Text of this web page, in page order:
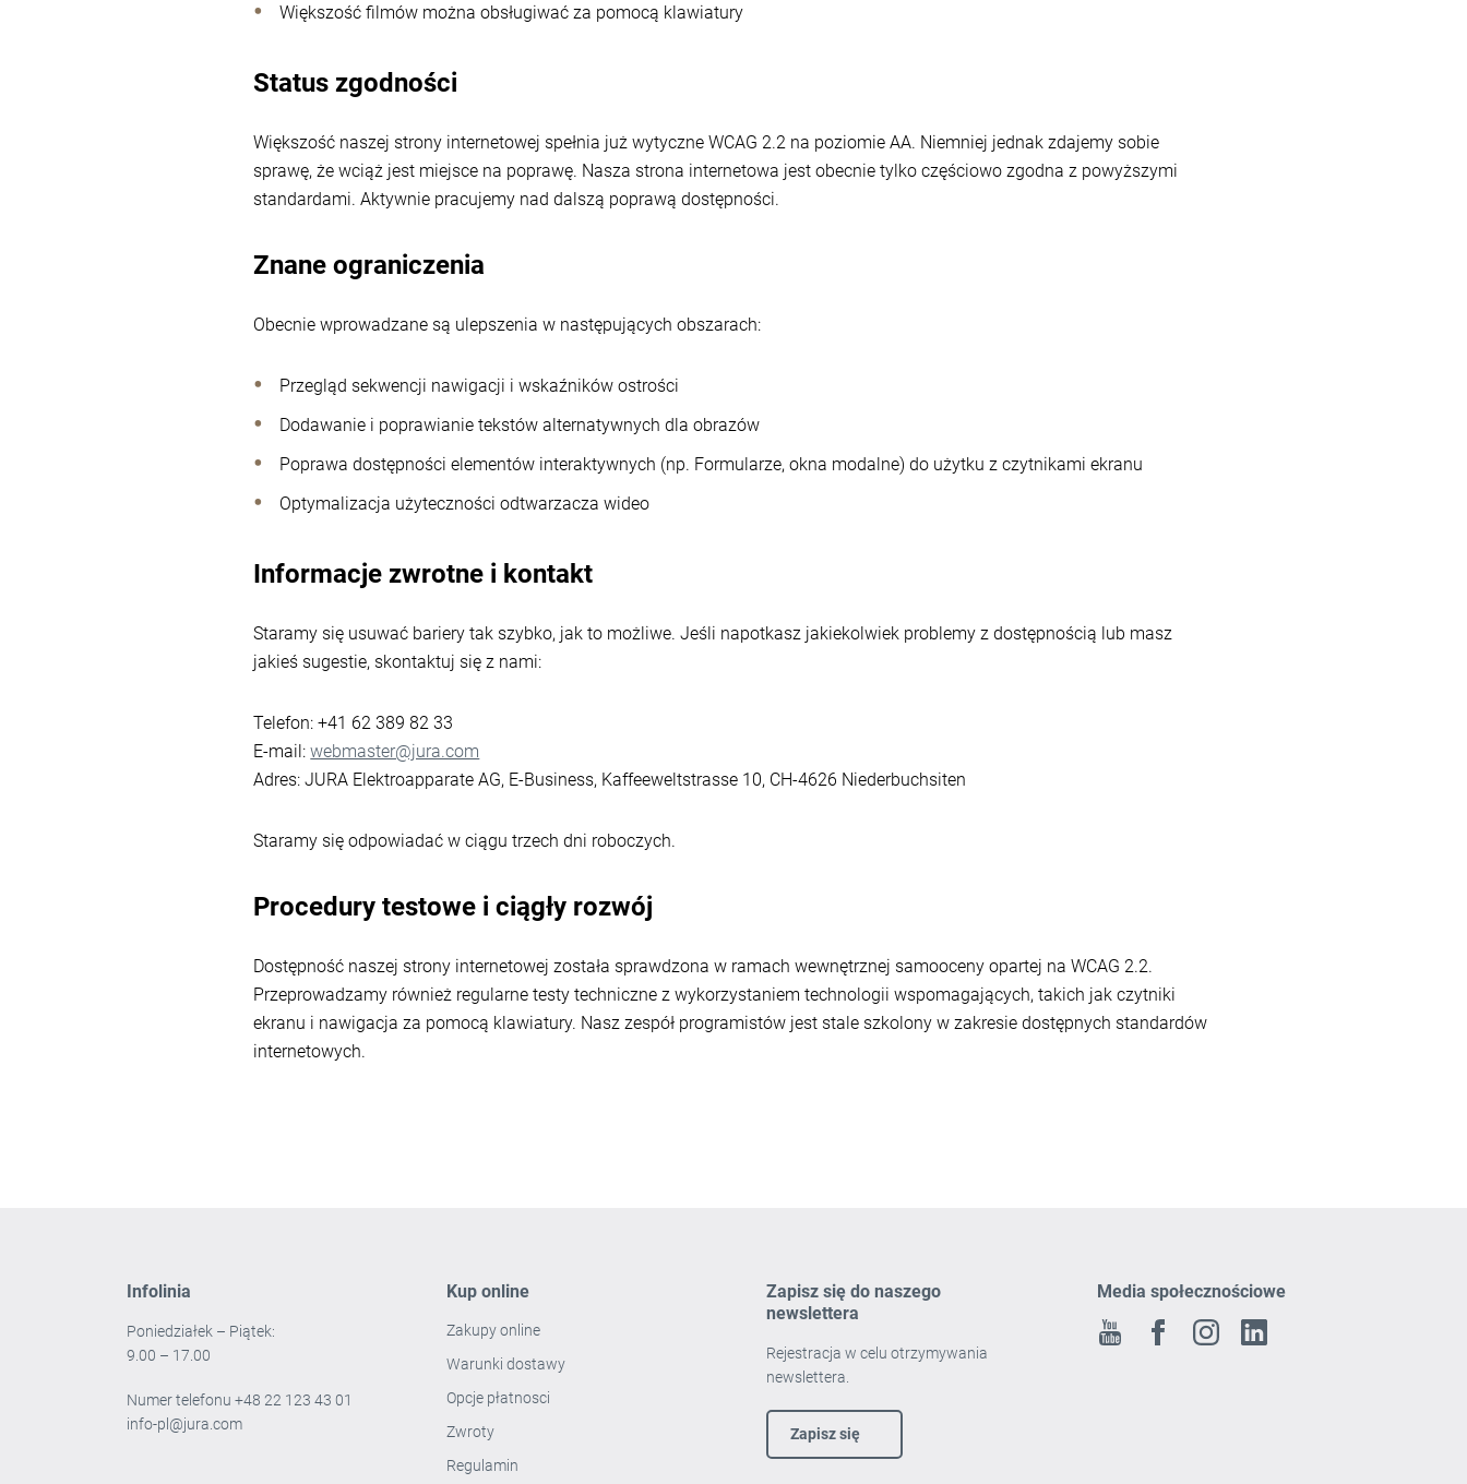
Większość filmów można obsługiwać za pomocą klawiatury
Status zgodności
Większość naszej strony internetowej spełnia już wytyczne WCAG 2.2 na poziomie AA. Niemniej jednak zdajemy sobie
sprawę, że wciąż jest miejsce na poprawę. Nasza strona internetowa jest obecnie tylko częściowo zgodna z powyższymi
standardami. Aktywnie pracujemy nad dalszą poprawą dostępności.
Znane ograniczenia
Obecnie wprowadzane są ulepszenia w następujących obszarach:
Przegląd sekwencji nawigacji i wskaźników ostrości
Dodawanie i poprawianie tekstów alternatywnych dla obrazów
Poprawa dostępności elementów interaktywnych (np. Formularze, okna modalne) do użytku z czytnikami ekranu
Optymalizacja użyteczności odtwarzacza wideo
Informacje zwrotne i kontakt
Staramy się usuwać bariery tak szybko, jak to możliwe. Jeśli napotkasz jakiekolwiek problemy z dostępnością lub masz
jakieś sugestie, skontaktuj się z nami:
Telefon: +41 62 389 82 33
E-mail:webmaster@jura.com
Adres: JURA Elektroapparate AG, E-Business, Kaffeeweltstrasse 10, CH-4626 Niederbuchsiten
Staramy się odpowiadać w ciągu trzech dni roboczych.
Procedury testowe i ciągły rozwój
Dostępność naszej strony internetowej została sprawdzona w ramach wewnętrznej samooceny opartej na WCAG 2.2.
Przeprowadzamy również regularne testy techniczne z wykorzystaniem technologii wspomagających, takich jak czytniki
ekranu i nawigacja za pomocą klawiatury. Nasz zespół programistów jest stale szkolony w zakresie dostępnych standardów
internetowych.
Infolinia
Poniedziałek – Piątek:
9.00 – 17.00
Numer telefonu+48 22 123 43 01
info-pl@jura.com
Kup online
Zakupy online
Warunki dostawy
Opcje płatnosci
Zwroty
Regulamin
Zapisz się do naszego
newslettera
Rejestracja w celu otrzymywania
newslettera.
Zapisz się
Media społecznościowe
Youtube FacebookInstagram